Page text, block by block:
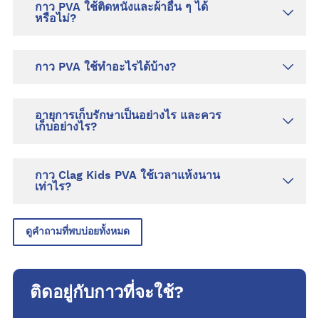
กาว PVA ใช้ติดหนังและผ้าอื่น ๆ ได้
หรือไม่?
กาว PVA ใช้ทำอะไรได้บ้าง?
อายุการเก็บรักษาเป็นอย่างไร และควร
เก็บอย่างไร?
กาว Clag Kids PVA ใช้เวลาแห้งนาน
เท่าไร?
ดูคำถามที่พบบ่อยทั้งหมด
ติดอยู่กับกาวที่จะใช้?